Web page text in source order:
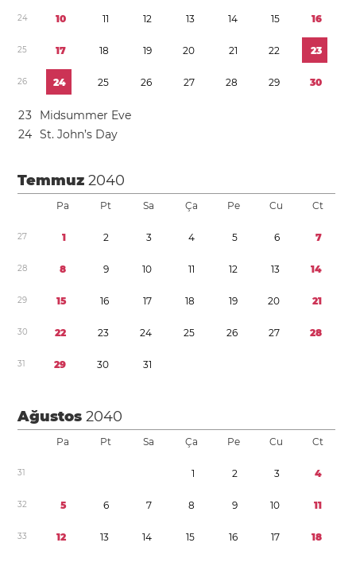
24 10 11 12 13 14 15 16
25 17 18 19 20 21 22 23
26 24 25 26 27 28 29 30
23
Midsummer Eve
24 St. John’s Day
Temmuz2040
Pa Pt Sa Ça Pe Cu Ct
27 1 2 3 4 5 6 7
28 8 9 10 11 12 13 14
29 15 16 17 18 19 20 21
30 22 23 24 25 26 27 28
31 29 30 31
Ağustos2040
Pa Pt Sa Ça Pe Cu Ct
31 1 2 3 4
32 5 6 7 8 9 10 11
33 12 13 14 15 16 17 18